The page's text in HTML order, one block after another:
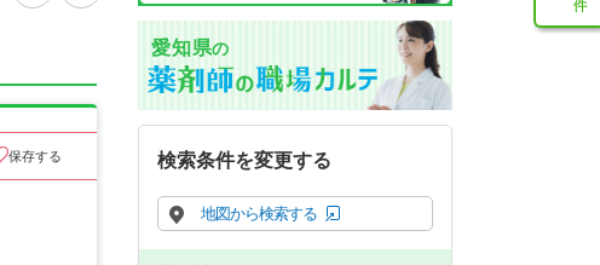
保存する
愛知県の
検索条件を変更する
地図から検索する